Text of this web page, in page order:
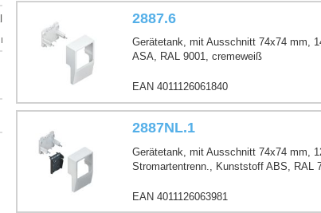
2887.6
Gerätetank, mit Ausschnitt 74x74 mm,
ASA, RAL 9001, cremeweiß
EAN 4011126061840
2887NL.1
Gerätetank, mit Ausschnitt 74x74 mm,
Stromartentrenn., Kunststoff ABS, RAL
EAN 4011126063981
Systeme aus Stahl / Alu / GFK